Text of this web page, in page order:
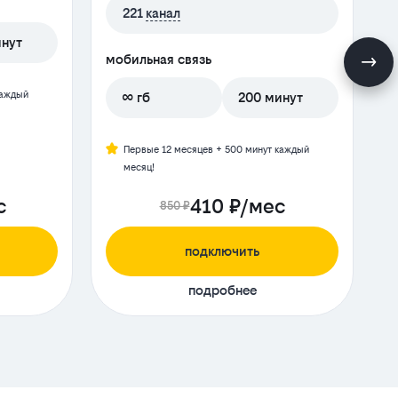
221 канал
мобильная связь
∞ гб 200 минут
Первые 12 месяцев + 500 минут каждый
месяц!
850 ₽410 ₽/мес
подключить
подробнее